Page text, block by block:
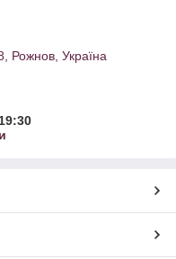
низькій вартості та
процес приготування їжі
Рожнов, Україна